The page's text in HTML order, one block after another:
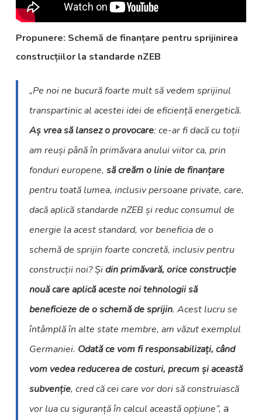
Propunere: Schemă de finanțare pentru sprijinirea
construcțiilor la standarde nZEB
„Pe noi ne bucură foarte mult să vedem sprijinul
transpartinic al acestei idei de eficiență energetică.
Aș vrea să lansez o provocare: ce-ar fi dacă cu toții
am reuși până în primăvara anului viitor ca, prin
fonduri europene,să creăm o linie de finanțare
pentru toată lumea, inclusiv persoane private, care,
dacă aplică standarde nZEB și reduc consumul de
energie la acest standard, vor beneficia de o
schemă de sprijin foarte concretă, inclusiv pentru
construcții noi? Șidin primăvară, orice construcție
nouă care aplică aceste noi tehnologii să
beneficieze de o schemă de sprijin. Acest lucru se
întâmplă în alte state membre, am văzut exemplul
Germaniei. Odată ce vom fi responsabilizați, când
vom vedea reducerea de costuri, precum și această
subvenție, cred că cei care vor dori să construiască
vor lua cu siguranță în calcul această opțiune”,a